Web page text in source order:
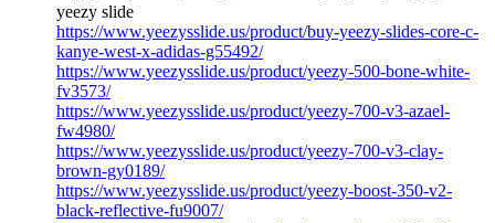
yeezy slide
https://www.yeezysslide.us/product/buy-yeezy-slides-core-c-
kanye-west-x-adidas-g55492/
https://www.yeezysslide.us/product/yeezy-500-bone-white-
fv3573/
https://www.yeezysslide.us/product/yeezy-700-v3-azael-
fw4980/
https://www.yeezysslide.us/product/yeezy-700-v3-clay-
brown-gy0189/
https://www.yeezysslide.us/product/yeezy-boost-350-v2-
black-reflective-fu9007/